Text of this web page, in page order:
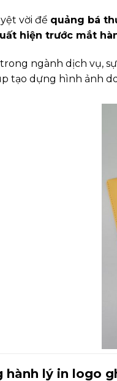
vời để quảng bá
hiện trước mắt
ngành dịch vụ,
tạo dựng hình ảnh
hành lý in logo